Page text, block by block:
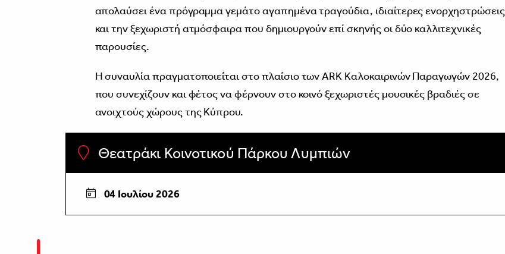
απολαύσει ένα πρόγραμμα γεμάτο αγαπημένα τραγούδια, ιδιαίτερες ενορχηστρώσεις
και την ξεχωριστή ατμόσφαιρα που δημιουργούν επί σκηνής οι δύο καλλιτεχνικές
παρουσίες.
Η συναυλία πραγματοποιείται στο πλαίσιο των ARK Καλοκαιρινών Παραγωγών 2026,
που συνεχίζουν και φέτος να φέρνουν στο κοινό ξεχωριστές μουσικές βραδιές σε
ανοιχτούς χώρους της Κύπρου.
Θεατράκι Κοινοτικού Πάρκου Λυμπιών
04 Ιουλίου 2026